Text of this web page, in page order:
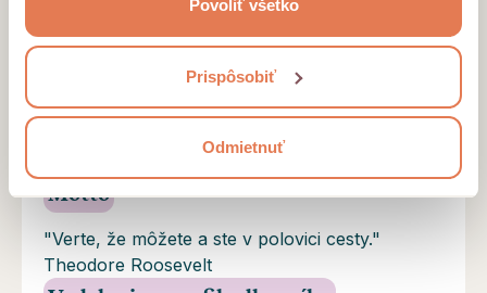
Povoliť všetko
Prispôsobiť
Odmietnuť
NAČÍTAŤ ĎALŠIE RECENZIE
Motto
"Verte, že môžete a ste v polovici cesty."
Theodore Roosevelt